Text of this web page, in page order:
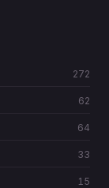
272
62
64
33
15